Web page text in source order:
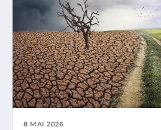
8 MAI 2026